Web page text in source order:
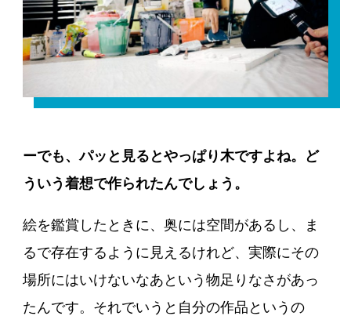
ーでも、パッと見るとやっぱり木ですよね。ど
ういう着想で作られたんでしょう。
絵を鑑賞したときに、奥には空間があるし、ま
るで存在するように見えるけれど、実際にその
場所にはいけないなあという物足りなさがあっ
たんです。それでいうと自分の作品というの